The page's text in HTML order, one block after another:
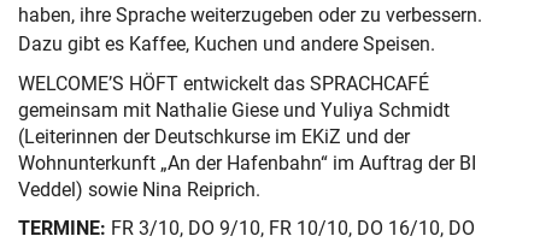
haben, ihre Sprache weiterzugeben oder zu verbessern.
Dazu gibt es Kaffee, Kuchen und andere Speisen.
WELCOME’S HÖFT entwickelt das SPRACHCAFÉ
gemeinsam mit Nathalie Giese und Yuliya Schmidt
(Leiterinnen der Deutschkurse im EKiZ und der
Wohnunterkunft „An der Hafenbahn“ im Auftrag der BI
Veddel) sowie Nina Reiprich.
TERMINE: FR 3/10, DO 9/10, FR 10/10, DO 16/10, DO